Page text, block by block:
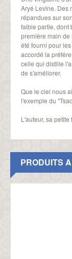
Aryé Levine. Des
répandues sur
faible partie, dont
première main de
été fourni pour
accordé la
celle qui distille
de s'améliorer.
Que le ciel nous
l'exemple du
L'auteur, sa petite
PRODUITS